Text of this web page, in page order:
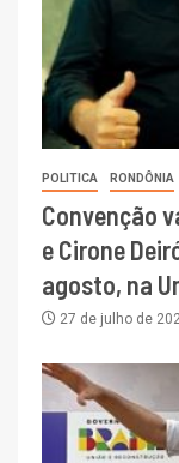
POLITICA RONDÔNIA
Convenção
e Cirone
agosto, na
27 de julho de